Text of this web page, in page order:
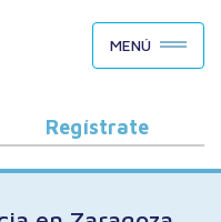
MENÚ
Regístrate